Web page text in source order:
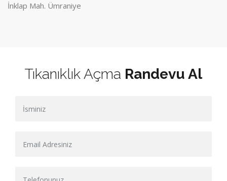
İnklap Mah. Ümraniye
Tıkanıklık Açma Randevu Al